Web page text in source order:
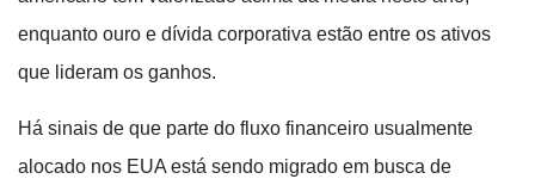
enquanto ouro e dívida corporativa estão entre os ativos
que lideram os ganhos.
Há sinais de que parte do fluxo financeiro usualmente
alocado nos EUA está sendo migrado em busca de